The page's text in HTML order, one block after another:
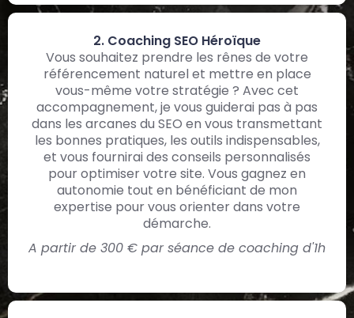
2. Coaching SEO Héroïque
Vous souhaitez prendre les rênes de votre
référencement naturel et mettre en place
vous-même votre stratégie ? Avec cet
accompagnement, je vous guiderai pas à pas
dans les arcanes du SEO en vous transmettant
les bonnes pratiques, les outils indispensables,
et vous fournirai des conseils personnalisés
pour optimiser votre site. Vous gagnez en
autonomie tout en bénéficiant de mon
expertise pour vous orienter dans votre
démarche.
A partir de 300 € par séance de coaching d'1h